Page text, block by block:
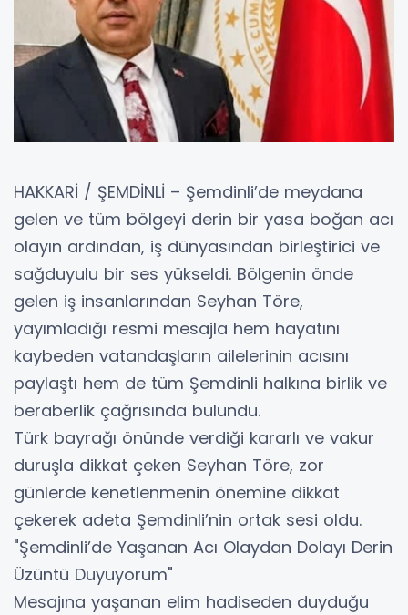
HAKKARİ / ŞEMDİNLİ – Şemdinli’de meydana
gelen ve tüm bölgeyi derin bir yasa boğan acı
olayın ardından, iş dünyasından birleştirici ve
sağduyulu bir ses yükseldi. Bölgenin önde
gelen iş insanlarından Seyhan Töre,
yayımladığı resmi mesajla hem hayatını
kaybeden vatandaşların ailelerinin acısını
paylaştı hem de tüm Şemdinli halkına birlik ve
beraberlik çağrısında bulundu.
​Türk bayrağı önünde verdiği kararlı ve vakur
duruşla dikkat çeken Seyhan Töre, zor
günlerde kenetlenmenin önemine dikkat
çekerek adeta Şemdinli’nin ortak sesi oldu.
​"Şemdinli’de Yaşanan Acı Olaydan Dolayı Derin
Üzüntü Duyuyorum"
​Mesajına yaşanan elim hadiseden duyduğu